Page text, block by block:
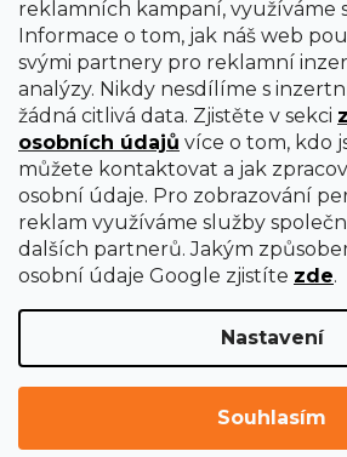
reklamních kampaní, využíváme
Informace o tom, jak náš web
svými partnery pro reklamní
analýzy. Nikdy nesdílíme s
žádná citlivá data. Zjistěte v sekci
osobních údajů více o tom, kdo
můžete kontaktovat a jak
osobní údaje. Pro zobrazování
reklam využíváme služby
dalších partnerů. Jakým
osobní údaje Google zjistíte zde.
Nastavení
Souhlasím
nastavení cookies